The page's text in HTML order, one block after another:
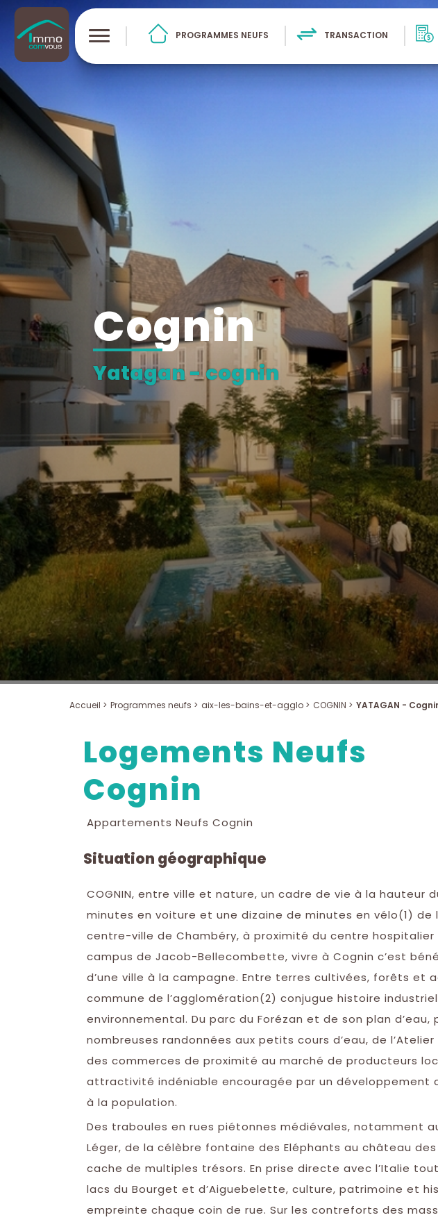
PROGRAMMES NEUFS TRANSACTION
cognin
yatagan - cognin
Accueil > Programmes neufs > aix-les-bains-et-agglo > COGNIN > YATAGAN -
Logements Neufs
Cognin
Appartements Neufs Cognin
Situation géographique
COGNIN, entre ville et nature, un cadre de vie à la hauteur
minutes en voiture et une dizaine de minutes en vélo(1) de
centre-ville de Chambéry, à proximité du centre hospitalier
campus de Jacob-Bellecombette, vivre à Cognin c’est
d’une ville à la campagne. Entre terres cultivées, forêts et
commune de l’agglomération(2) conjugue histoire
environnemental. Du parc du Forézan et de son plan
nombreuses randonnées aux petits cours d’eau, de l’Atelier
des commerces de proximité au marché de producteurs
attractivité indéniable encouragée par un développement
à la population.
Des traboules en rues piétonnes médiévales, notamment
Léger, de la célèbre fontaine des Eléphants au château
cache de multiples trésors. En prise directe avec l’Italie
lacs du Bourget et d’Aiguebelette, culture, patrimoine et
empreinte chaque coin de rue. Sur les contreforts des